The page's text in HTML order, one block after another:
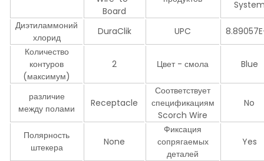
Board
Диэтиламмоний
хлорид
DuraClik UPC
Количество
контуров
(максимум)
2 Цвет - смола Blue
различие
между полами
Receptacle
Соответствует
спецификациям
Scorch Wire
No
Полярность
штекера
None
Фиксация
сопрягаемых
деталей
Yes